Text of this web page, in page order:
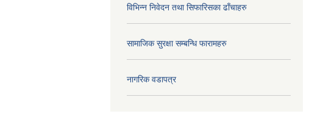
विभिन्न निवेदन तथा सिफारिसका ढाँचाहरु
सामाजिक सुरक्षा सम्बन्धि फारामहरु
नागरिक वडापत्र